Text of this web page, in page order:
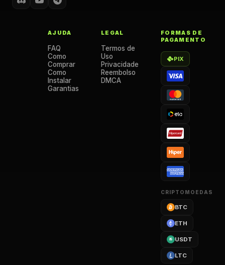
AJUDA
FAQ
Como
Comprar
Como
Instalar
Garantias
LEGAL
Termos de
Uso
Privacidade
Reembolso
DMCA
FORMAS DE
PAGAMENTO
PIX
CRIPTOMOEDAS
BTC
ETH
USDT
LTC